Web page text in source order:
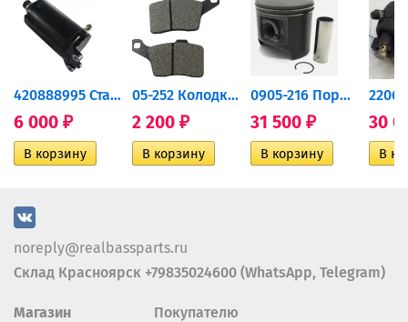
420888995 Стартер для...
6 000 ₽
05-252 Колодки тормозные...
2 200 ₽
0905-216 Поршень Arctic Cat...
31 500 ₽ 30
noreply@realbassparts.ru
Склад Красноярск +79835024600 (WhatsApp, Telegram)
Магазин Покупателю